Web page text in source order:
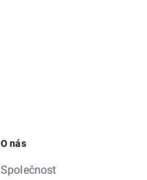
O nás
Společnost